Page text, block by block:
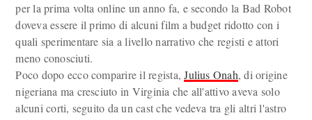
per la prima volta online un anno fa, e secondo la Bad Robot
doveva essere il primo di alcuni film a budget ridotto con i
quali sperimentare sia a livello narrativo che registi e attori
meno conosciuti.
Poco dopo ecco comparire il regista,Julius Onah, di origine
nigeriana ma cresciuto in Virginia che all'attivo aveva solo
alcuni corti, seguito da un cast che vedeva tra gli altri l'astro